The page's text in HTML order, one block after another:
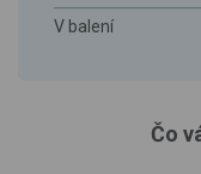
V balení
Čo